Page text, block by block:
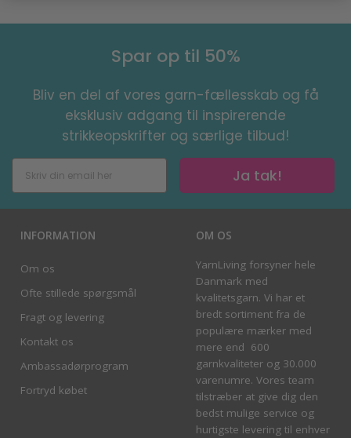
Spar op til 50%
Bliv en del af vores garn-fællesskab og få
eksklusiv adgang til inspirerende
strikkeopskrifter og særlige tilbud!
Ja tak!
INFORMATION
Om os
Ofte stillede spørgsmål
Fragt og levering
Kontakt os
Ambassadørprogram
Fortryd købet
OM OS
YarnLiving forsyner hele
Danmark med
kvalitetsgarn. Vi har et
bredt sortiment fra de
populære mærker med
mere end 600
garnkvaliteter og 30.000
varenumre. Vores team
tilstræber at give dig den
bedst mulige service og
hurtigste levering til enhver